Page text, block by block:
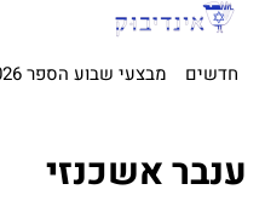
חדשים מבצעי שבוע הספר 2026
ענבר אשכנזי